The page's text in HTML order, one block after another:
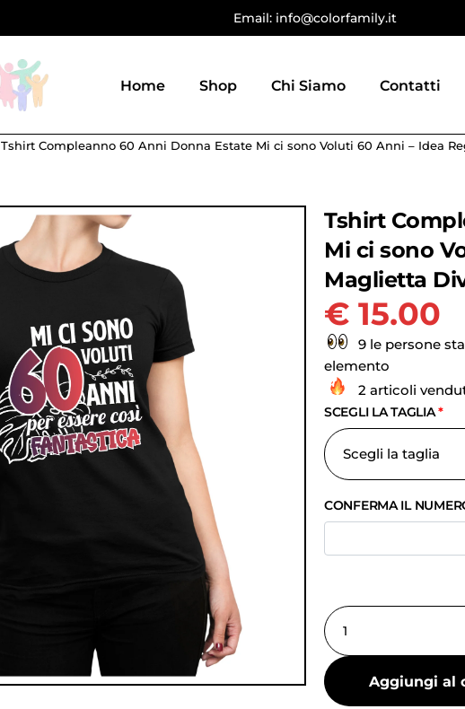
Email: info@colorfamily.it
Home Shop Chi Siamo Contatti
Tshirt Compleanno 60 Anni Donna Estate Mi ci sono Voluti 60 Anni – Idea
Tshirt
Mi ci sono
Maglietta
€ 15.00
9 le persone
elemento
2 articoli
SCEGLI LA TAGLIA*
CONFERMA IL
Aggiungi al